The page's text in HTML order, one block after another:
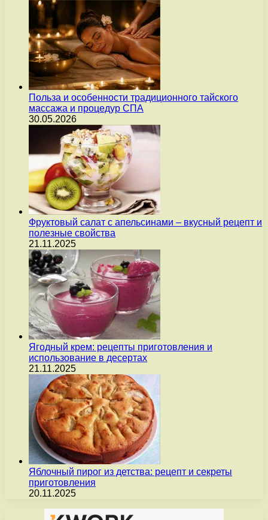
Польза и особенности традиционного тайского
массажа и процедур СПА
30.05.2026
Фруктовый салат с апельсинами – вкусный рецепт и
полезные свойства
21.11.2025
Ягодный крем: рецепты приготовления и
использование в десертах
21.11.2025
Яблочный пирог из детства: рецепт и секреты
приготовления
20.11.2025